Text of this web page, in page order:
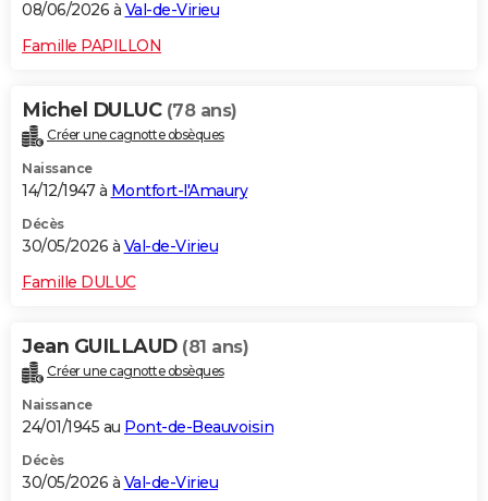
08/06/2026 à Val-de-Virieu
Famille PAPILLON
Michel DULUC (78 ans)
Créer une cagnotte obsèques
Naissance
14/12/1947 à Montfort-l'Amaury
Décès
30/05/2026 à Val-de-Virieu
Famille DULUC
Jean GUILLAUD (81 ans)
Créer une cagnotte obsèques
Naissance
24/01/1945 au Pont-de-Beauvoisin
Décès
30/05/2026 à Val-de-Virieu